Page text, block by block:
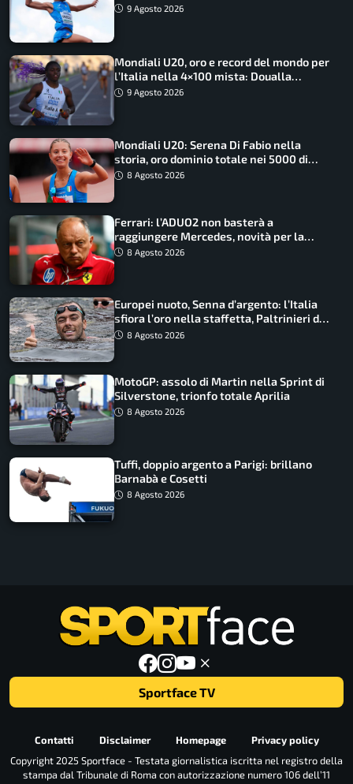
9 Agosto 2026
Mondiali U20, oro e record del mondo per
l’Italia nella 4×100 mista: Doualla
straordinaria
9 Agosto 2026
Mondiali U20: Serena Di Fabio nella
storia, oro dominio totale nei 5000 di
marcia
8 Agosto 2026
Ferrari: l’ADUO2 non basterà a
raggiungere Mercedes, novità per la
Macarena
8 Agosto 2026
Europei nuoto, Senna d’argento: l’Italia
sfiora l’oro nella staffetta, Paltrinieri da
urlo, il bilancio azzurro
8 Agosto 2026
MotoGP: assolo di Martin nella Sprint di
Silverstone, trionfo totale Aprilia
8 Agosto 2026
Tuffi, doppio argento a Parigi: brillano
Barnabà e Cosetti
8 Agosto 2026
Sportface TV
Contatti Disclaimer Homepage
Privacy policy
Copyright 2025 Sportface - Testata giornalistica iscritta nel registro della
stampa dal Tribunale di Roma con autorizzazione numero 106 dell’11